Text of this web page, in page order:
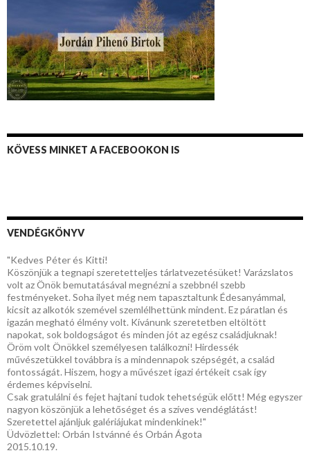
KÖVESS MINKET A FACEBOOKON IS
VENDÉGKÖNYV
"Kedves Péter és Kitti!
Köszönjük a tegnapi szeretetteljes tárlatvezetésüket! Varázslatos
volt az Önök bemutatásával megnézni a szebbnél szebb
festményeket. Soha ilyet még nem tapasztaltunk Édesanyámmal,
kicsit az alkotók szemével szemlélhettünk mindent. Ez páratlan és
igazán megható élmény volt. Kívánunk szeretetben eltöltött
napokat, sok boldogságot és minden jót az egész családjuknak!
Öröm volt Önökkel személyesen találkozni! Hirdessék
művészetükkel továbbra is a mindennapok szépségét, a család
fontosságát. Hiszem, hogy a művészet igazi értékeit csak így
érdemes képviselni.
Csak gratulálni és fejet hajtani tudok tehetségük előtt! Még egyszer
nagyon köszönjük a lehetőséget és a szíves vendéglátást!
Szeretettel ajánljuk galériájukat mindenkinek!"
Üdvözlettel: Orbán Istvánné és Orbán Ágota
2015.10.19.